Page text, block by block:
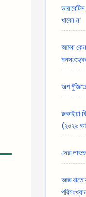
খাবেন না
আমরা
অল্প
রুকাইয়া
(২০২৬
সেরা
আজ রাতে